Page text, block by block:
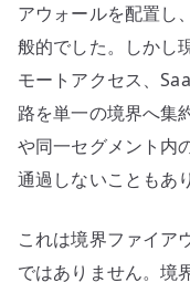
場
所
へ
の
アウォールを配置し
般的でした。しかし
モートアクセス、
路を単一の境界へ集
や同一セグメント内
通過しないこともあ
これは境界ファイア
ではありません。境